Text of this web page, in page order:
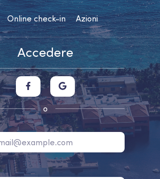
Online check-in Azioni
Accedere
o